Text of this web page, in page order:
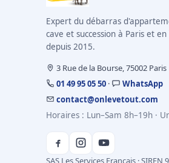
Expert du débarras
cave et succession à Paris et
depuis 2015.
3 Rue de la Bourse, 75002 Paris
01 49 95 05 50 ·
WhatsApp
contact@onlevetout.com
Horaires : Lun–Sam 8h–19h ·
SAS Les Services Français · SIREN